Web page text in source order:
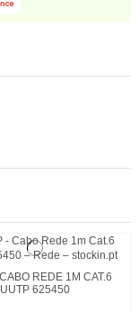
REDE 1M CAT.6
UUTP 625450